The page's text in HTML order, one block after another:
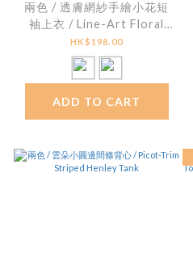
兩色 / 透膚網紗手繪小花短
袖上衣 / Line-Art Floral
Jacquard Mesh Top
HK$198.00
ADD TO CART